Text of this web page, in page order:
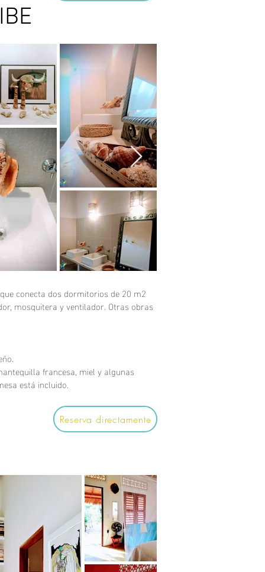
conecta dos dormitorios de 20 m2
mosquitera y ventilador. Otras obras
francesa, miel y algunas
está incluido.
Reserva directamente